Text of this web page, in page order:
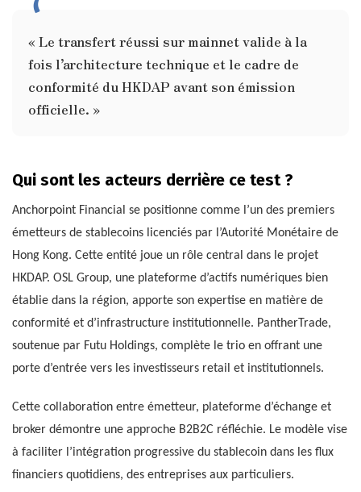
« Le transfert réussi sur mainnet valide à la
fois l’architecture technique et le cadre de
conformité du HKDAP avant son émission
officielle. »
Qui sont les acteurs derrière ce test ?
Anchorpoint Financial se positionne comme l’un des premiers
émetteurs de stablecoins licenciés par l’Autorité Monétaire de
Hong Kong. Cette entité joue un rôle central dans le projet
HKDAP. OSL Group, une plateforme d’actifs numériques bien
établie dans la région, apporte son expertise en matière de
conformité et d’infrastructure institutionnelle. PantherTrade,
soutenue par Futu Holdings, complète le trio en offrant une
porte d’entrée vers les investisseurs retail et institutionnels.
Cette collaboration entre émetteur, plateforme d’échange et
broker démontre une approche B2B2C réfléchie. Le modèle vise
à faciliter l’intégration progressive du stablecoin dans les flux
financiers quotidiens, des entreprises aux particuliers.